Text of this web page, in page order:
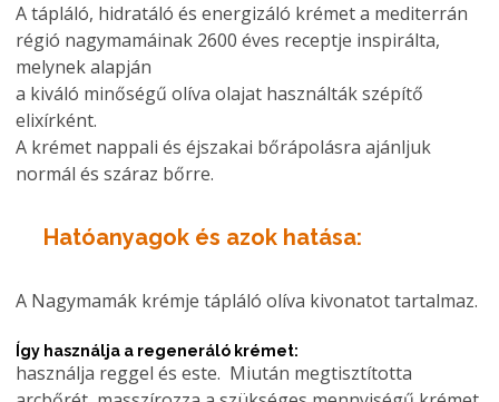
A tápláló, hidratáló és energizáló krémet a mediterrán
régió nagymamáinak 2600 éves receptje inspirálta,
melynek alapján
a kiváló minőségű olíva olajat használták szépítő
elixírként.
A krémet nappali és éjszakai bőrápolásra ajánljuk
normál és száraz bőrre.
Hatóanyagok és azok hatása:
A Nagymamák krémje tápláló olíva kivonatot tartalmaz.
Így használja a regeneráló krémet:
használja reggel és este. Miután megtisztította